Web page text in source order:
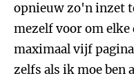
opnieuw zo'n inzet
mezelf voor om elke
maximaal vijf
zelfs als ik moe ben